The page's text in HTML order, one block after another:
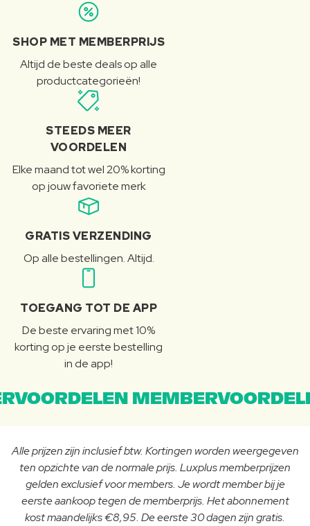
SHOP MET MEMBERPRIJS
Altijd de beste deals op alle
productcategorieën!
STEEDS MEER
VOORDELEN
Elke maand tot wel 20% korting
op jouw favoriete merk
GRATIS VERZENDING
Op alle bestellingen. Altijd.
TOEGANG TOT DE APP
De beste ervaring met 10%
korting op je eerste bestelling
in de app!
Alle prijzen zijn inclusief btw. Kortingen worden weergegeven
ten opzichte van de normale prijs. Luxplus memberprijzen
gelden exclusief voor members. Je wordt member bij je
eerste aankoop tegen de memberprijs. Het abonnement
kost maandelijks €8,95. De eerste 30 dagen zijn gratis.